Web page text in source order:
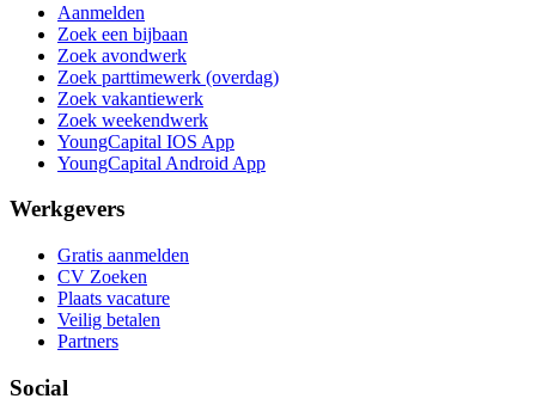
Aanmelden
Zoek een bijbaan
Zoek avondwerk
Zoek parttimewerk (overdag)
Zoek vakantiewerk
Zoek weekendwerk
YoungCapital IOS App
YoungCapital Android App
Werkgevers
Gratis aanmelden
CV Zoeken
Plaats vacature
Veilig betalen
Partners
Social